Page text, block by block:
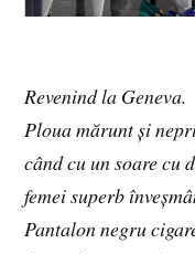
Revenind la Geneva.
Ploua mărunt și
când cu un soare cu
femei superb
Pantalon negru